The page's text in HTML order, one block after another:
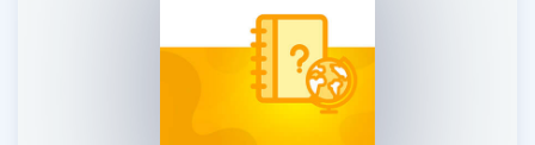
Şifremi Hatırlamıyorum
ÜYE DEĞİLİM